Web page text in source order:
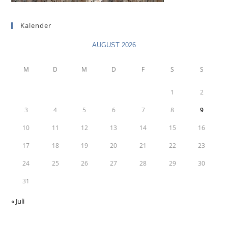
Kalender
AUGUST 2026
M D M D F S S
1 2
3 4 5 6 7 8 9
10 11 12 13 14 15 16
17 18 19 20 21 22 23
24 25 26 27 28 29 30
31
« Juli